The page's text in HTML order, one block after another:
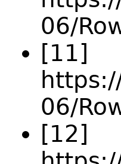
06/
[11]
06/
[12]